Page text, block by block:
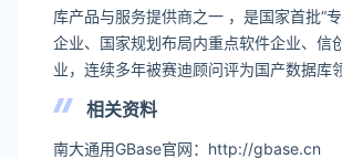
库产品与服务提供商之一 ，是国家首批“
企业、国家规划布局内重点软件企业、信
业，连续多年被赛迪顾问评为国产数据库
相关资料
南大通用GBase官网：http://gbase.cn